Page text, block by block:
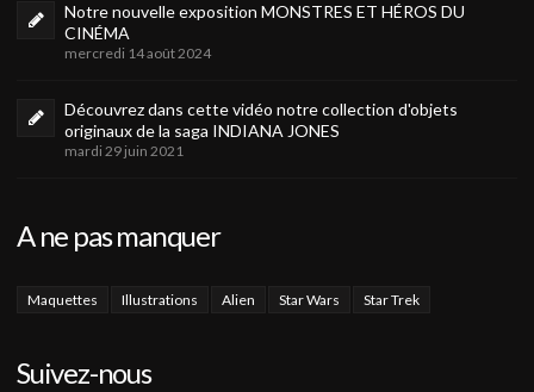
Notre nouvelle exposition MONSTRES ET HÉROS DU
CINÉMA
mercredi 14 août 2024
Découvrez dans cette vidéo notre collection d'objets
originaux de la saga INDIANA JONES
mardi 29 juin 2021
A ne pas manquer
Maquettes Illustrations Alien Star Wars Star Trek
Suivez-nous